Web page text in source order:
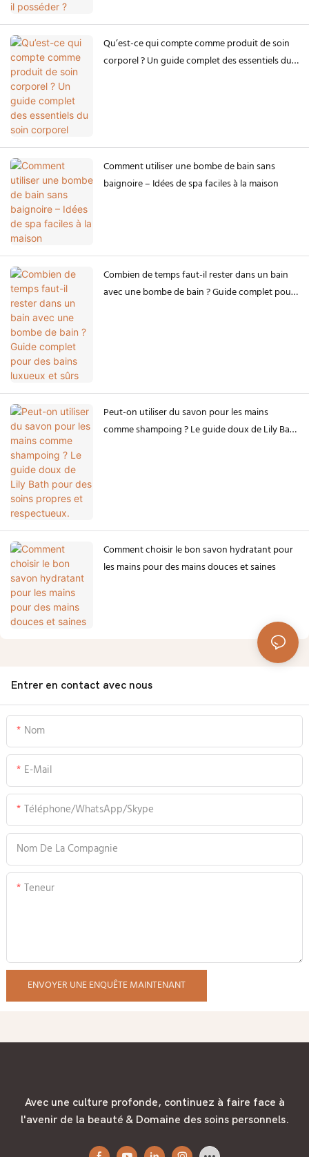
Qu’est-ce qui compte comme produit de soin
corporel ? Un guide complet des essentiels du
Comment utiliser une bombe de bain sans
baignoire – Idées de spa faciles à la maison
Combien de temps faut-il rester dans un bain
avec une bombe de bain ? Guide complet pour
Peut-on utiliser du savon pour les mains
comme shampoing ? Le guide doux de Lily Bath
Comment choisir le bon savon hydratant pour
les mains pour des mains douces et saines
Entrer en contact avec nous
Nom
E-Mail
Téléphone/WhatsApp/Skype
Nom De La Compagnie
Teneur
ENVOYER UNE ENQUÊTE MAINTENANT
Avec une culture profonde, continuez à faire face à
l'avenir de la beauté & Domaine des soins personnels.